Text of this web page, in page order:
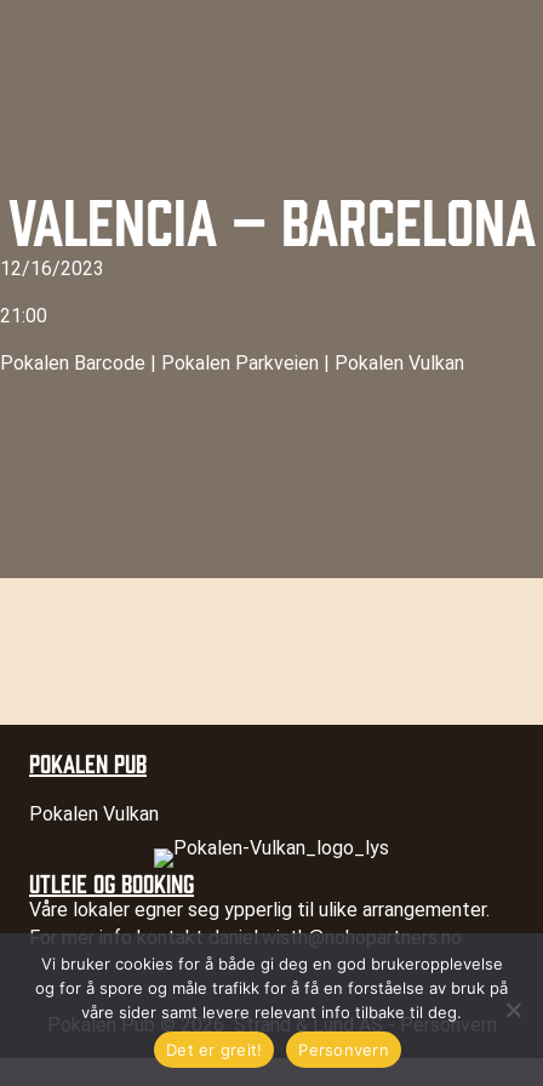
VALENCIA – BARCELONA
12/16/2023
21:00
Pokalen Barcode | Pokalen Parkveien | Pokalen Vulkan
POKALEN PUB
Pokalen Vulkan
UTLEIE OG BOOKING
Våre lokaler egner seg ypperlig til ulike arrangementer.
For mer info kontaktdaniel.wisth@nohopartners.no
Pokalen Pub © 2026Strand & Lund AS-Personvern
Vi bruker cookies for å både gi deg en god brukeropplevelse
og for å spore og måle trafikk for å få en forståelse av bruk på
våre sider samt levere relevant info tilbake til deg.
Det er greit!
Personvern